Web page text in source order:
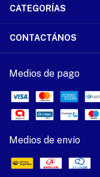
CATEGORÍAS
CONTACTÁNOS
Medios de pago
Medios de envío